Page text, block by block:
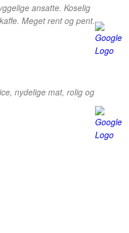
ansatte. Koselig
Meget rent og pent.
nydelige mat, rolig og